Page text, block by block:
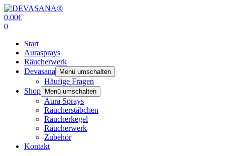
Zum
Inhalt
springen
0,00€
0
Start
Aurasprays
Räucherwerk
Devasana
Menü umschalten
Häufige Fragen
Shop
Menü umschalten
Aura Sprays
Räucherstäbchen
Räucherkegel
Räucherwerk
Zubehör
Kontakt